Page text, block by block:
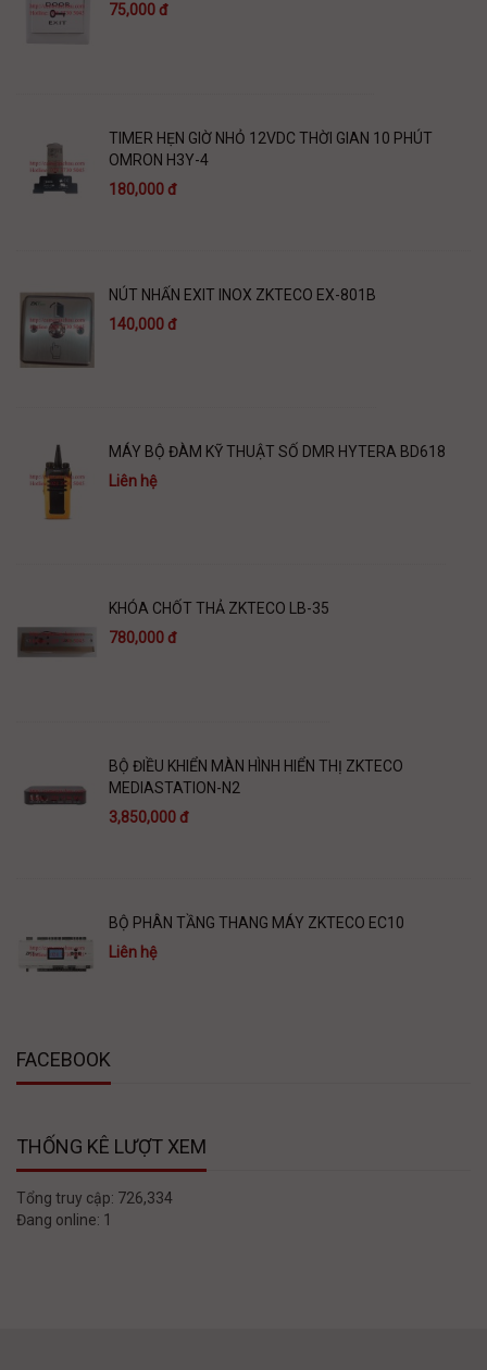
75,000 đ
TIMER HẸN GIỜ NHỎ 12VDC THỜI GIAN 10 PHÚT
OMRON H3Y-4
180,000 đ
NÚT NHẤN EXIT INOX ZKTECO EX-801B
140,000 đ
MÁY BỘ ĐÀM KỸ THUẬT SỐ DMR HYTERA BD618
Liên hệ
KHÓA CHỐT THẢ ZKTECO LB-35
780,000 đ
BỘ ĐIỀU KHIỂN MÀN HÌNH HIỂN THỊ ZKTECO
MEDIASTATION-N2
3,850,000 đ
BỘ PHÂN TẦNG THANG MÁY ZKTECO EC10
Liên hệ
FACEBOOK
THỐNG KÊ LƯỢT XEM
Tổng truy cập: 726,334
Đang online: 1